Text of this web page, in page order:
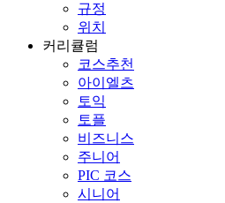
규정
위치
커리큘럼
코스추천
아이엘츠
토익
토플
비즈니스
주니어
PIC 코스
시니어